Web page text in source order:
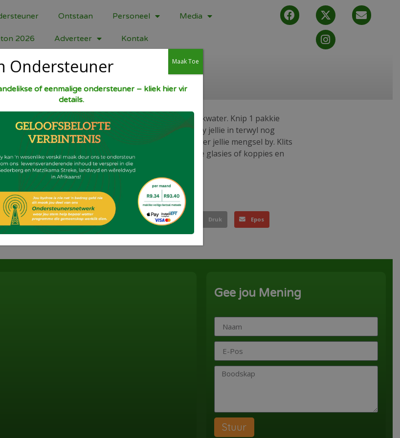
Ontstaan Personeel Media
2026 Adverteer Kontak
Maak 2 pakkies aarbei jellie aan met 375 ml kookwater. Knip 1 pakkie
[150 gr] malvalekkers in kleiner stukkies. Roer by jellie in terwyl nog
warm. Klits 1 blikkie yskoue Idealmelk styf en roer jellie mengsel by. Klits
250 ml room styf en vou laaste in. Skep in aparte glasies of koppies en
versier met vars aarbeie en geklopte room.
Deel dit!
Facebook Twitter WhatsApp Druk Epos
Gee jou Mening
Stuur
Ondersteuner
of eenmalige ondersteuner – kliek hier vir
details.
Maak Toe